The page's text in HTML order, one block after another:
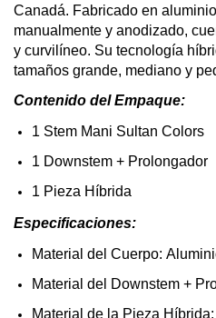
Canadá. Fabricado en aluminio
manualmente y anodizado,
y curvilíneo. Su tecnología
tamaños grande, mediano y
Contenido delEmpaque:
1 Stem Mani Sultan Colors
1 Downstem + Prolongador
1 Pieza Híbrida
Especificaciones:
Material del Cuerpo:
Material del Downstem +
Material de la Pieza